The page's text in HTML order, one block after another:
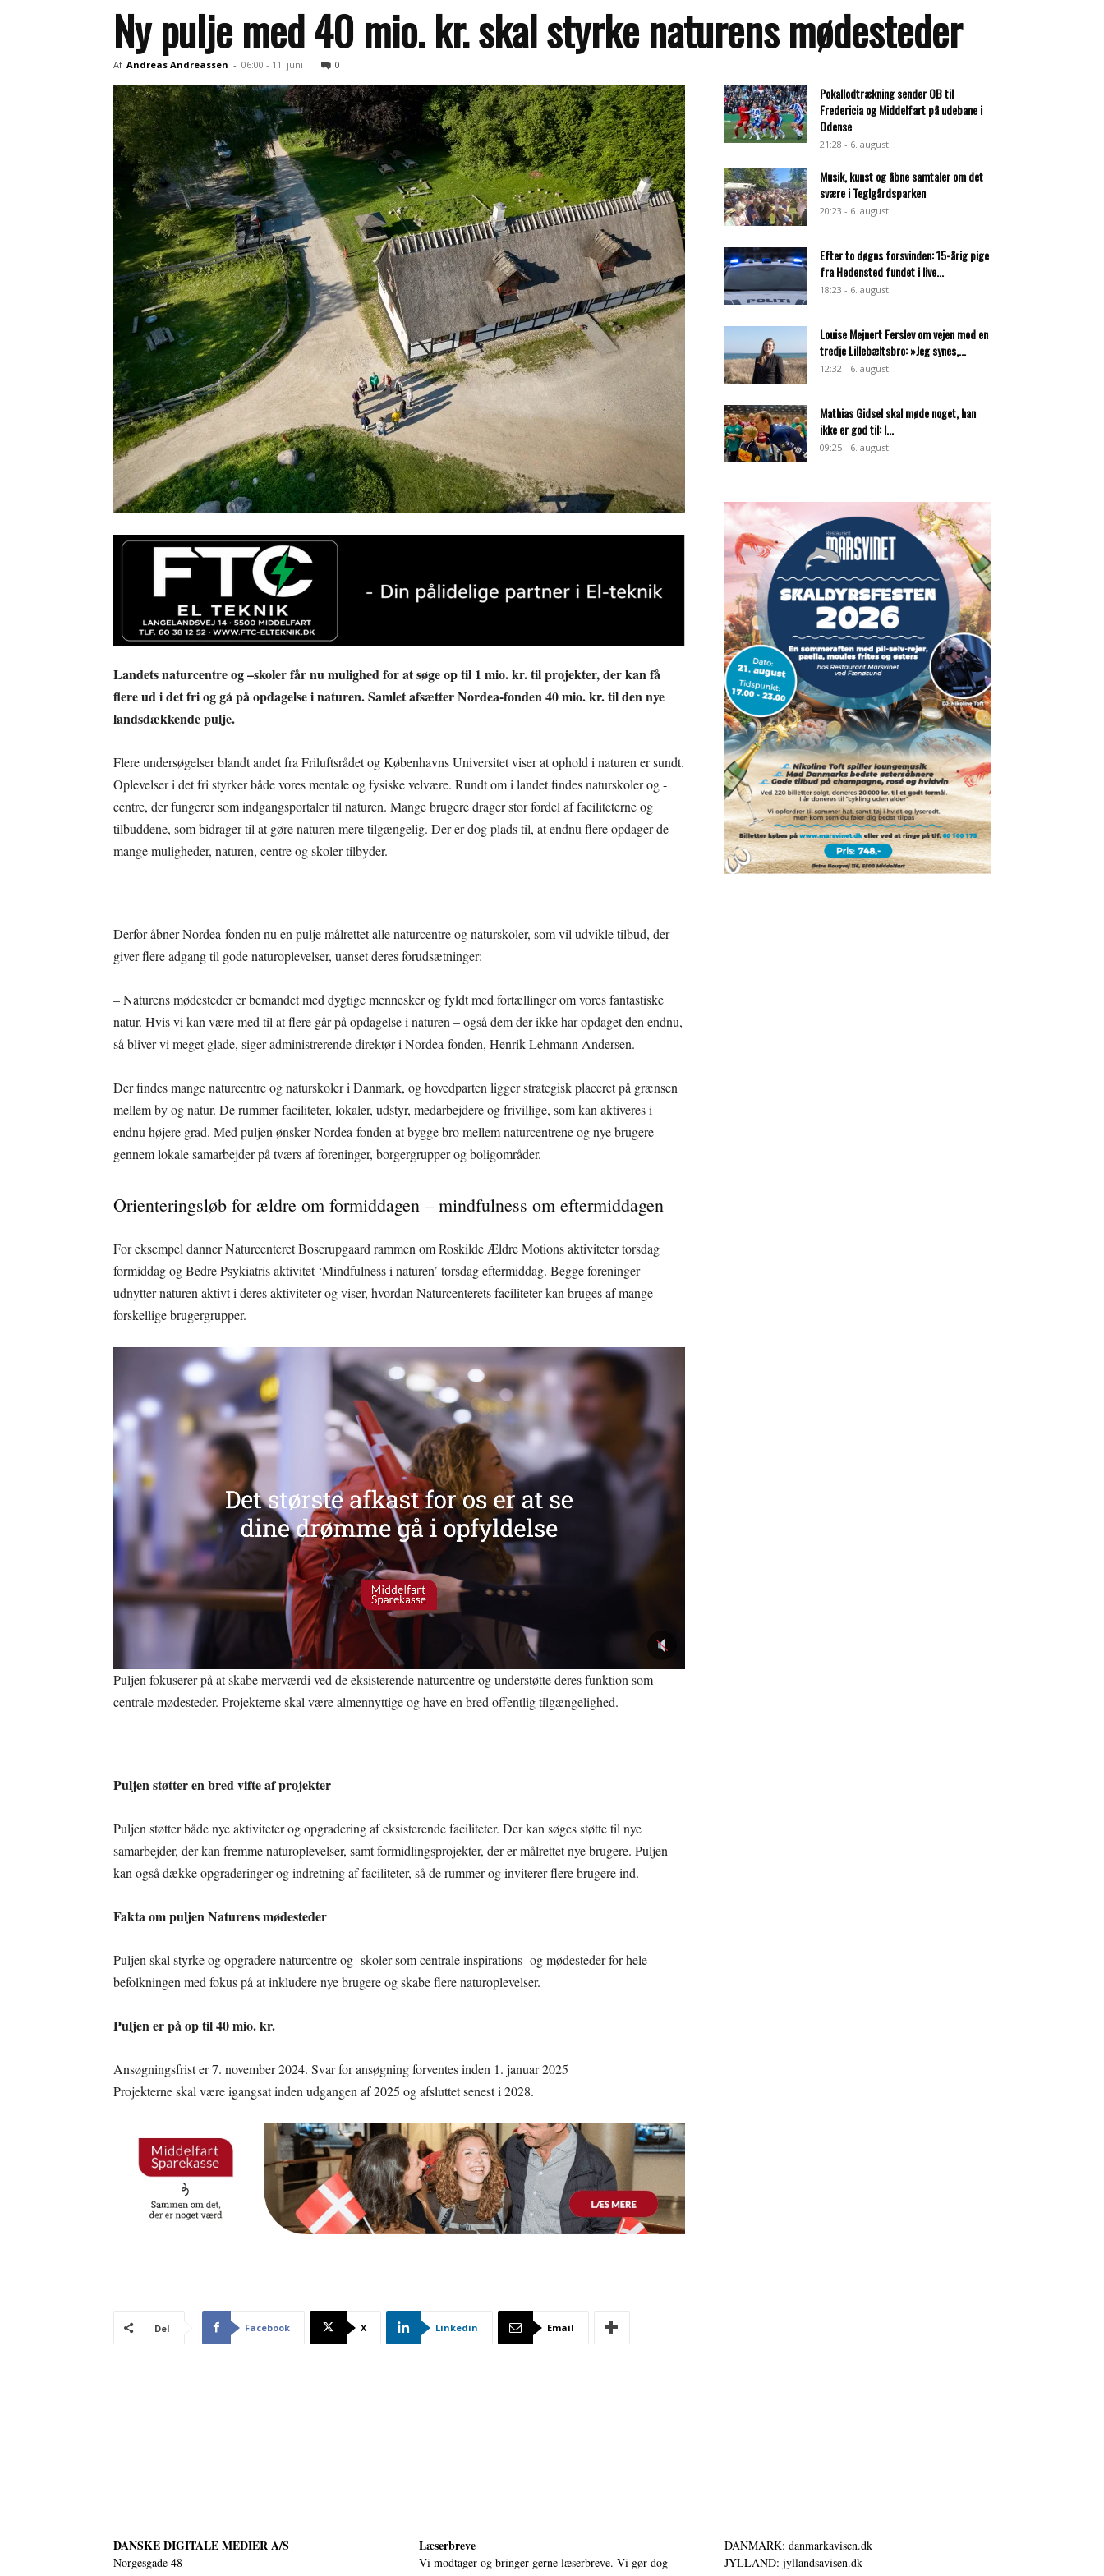
Ny pulje med 40 mio. kr. skal styrke naturens mødesteder
Af Andreas Andreassen - 06:00 - 11. juni 0
Landets naturcentre og –skoler får nu mulighed for at søge op til 1 mio. kr. til projekter, der kan få
flere ud i det fri og gå på opdagelse i naturen. Samlet afsætter Nordea-fonden 40 mio. kr. til den nye
landsdækkende pulje.
Flere undersøgelser blandt andet fra Friluftsrådet og Københavns Universitet viser at ophold i naturen er sundt.
Oplevelser i det fri styrker både vores mentale og fysiske velvære. Rundt om i landet findes naturskoler og -
centre, der fungerer som indgangsportaler til naturen. Mange brugere drager stor fordel af faciliteterne og
tilbuddene, som bidrager til at gøre naturen mere tilgængelig. Der er dog plads til, at endnu flere opdager de
mange muligheder, naturen, centre og skoler tilbyder.
Derfor åbner Nordea-fonden nu en pulje målrettet alle naturcentre og naturskoler, som vil udvikle tilbud, der
giver flere adgang til gode naturoplevelser, uanset deres forudsætninger:
– Naturens mødesteder er bemandet med dygtige mennesker og fyldt med fortællinger om vores fantastiske
natur. Hvis vi kan være med til at flere går på opdagelse i naturen – også dem der ikke har opdaget den endnu,
så bliver vi meget glade, siger administrerende direktør i Nordea-fonden, Henrik Lehmann Andersen.
Der findes mange naturcentre og naturskoler i Danmark, og hovedparten ligger strategisk placeret på grænsen
mellem by og natur. De rummer faciliteter, lokaler, udstyr, medarbejdere og frivillige, som kan aktiveres i
endnu højere grad. Med puljen ønsker Nordea-fonden at bygge bro mellem naturcentrene og nye brugere
gennem lokale samarbejder på tværs af foreninger, borgergrupper og boligområder.
Orienteringsløb for ældre om formiddagen – mindfulness om eftermiddagen
For eksempel danner Naturcenteret Boserupgaard rammen om Roskilde Ældre Motions aktiviteter torsdag
formiddag og Bedre Psykiatris aktivitet ‘Mindfulness i naturen’ torsdag eftermiddag. Begge foreninger
udnytter naturen aktivt i deres aktiviteter og viser, hvordan Naturcenterets faciliteter kan bruges af mange
forskellige brugergrupper.
Puljen fokuserer på at skabe merværdi ved de eksisterende naturcentre og understøtte deres funktion som
centrale mødesteder. Projekterne skal være almennyttige og have en bred offentlig tilgængelighed.
Puljen støtter en bred vifte af projekter
Puljen støtter både nye aktiviteter og opgradering af eksisterende faciliteter. Der kan søges støtte til nye
samarbejder, der kan fremme naturoplevelser, samt formidlingsprojekter, der er målrettet nye brugere. Puljen
kan også dække opgraderinger og indretning af faciliteter, så de rummer og inviterer flere brugere ind.
Fakta om puljen Naturens mødesteder
Puljen skal styrke og opgradere naturcentre og -skoler som centrale inspirations- og mødesteder for hele
befolkningen med fokus på at inkludere nye brugere og skabe flere naturoplevelser.
Puljen er på op til 40 mio. kr.
Ansøgningsfrist er 7. november 2024. Svar for ansøgning forventes inden 1. januar 2025
Projekterne skal være igangsat inden udgangen af 2025 og afsluttet senest i 2028.
Del Facebook X Linkedin Email
Pokallodtrækning sender OB til
Fredericia og Middelfart på udebane i
Odense
21:28 - 6. august
Musik, kunst og åbne samtaler om det
svære i Teglgårdsparken
20:23 - 6. august
Efter to døgns forsvinden: 15-årig pige
fra Hedensted fundet i live...
18:23 - 6. august
Louise Mejnert Ferslev om vejen mod en
tredje Lillebæltsbro: »Jeg synes,...
12:32 - 6. august
Mathias Gidsel skal møde noget, han
ikke er god til: I...
09:25 - 6. august
DANSKE DIGITALE MEDIER A/S
Norgesgade 48
Læserbreve
Vi modtager og bringer gerne læserbreve. Vi gør dog
DANMARK: danmarkavisen.dk
JYLLAND: jyllandsavisen.dk